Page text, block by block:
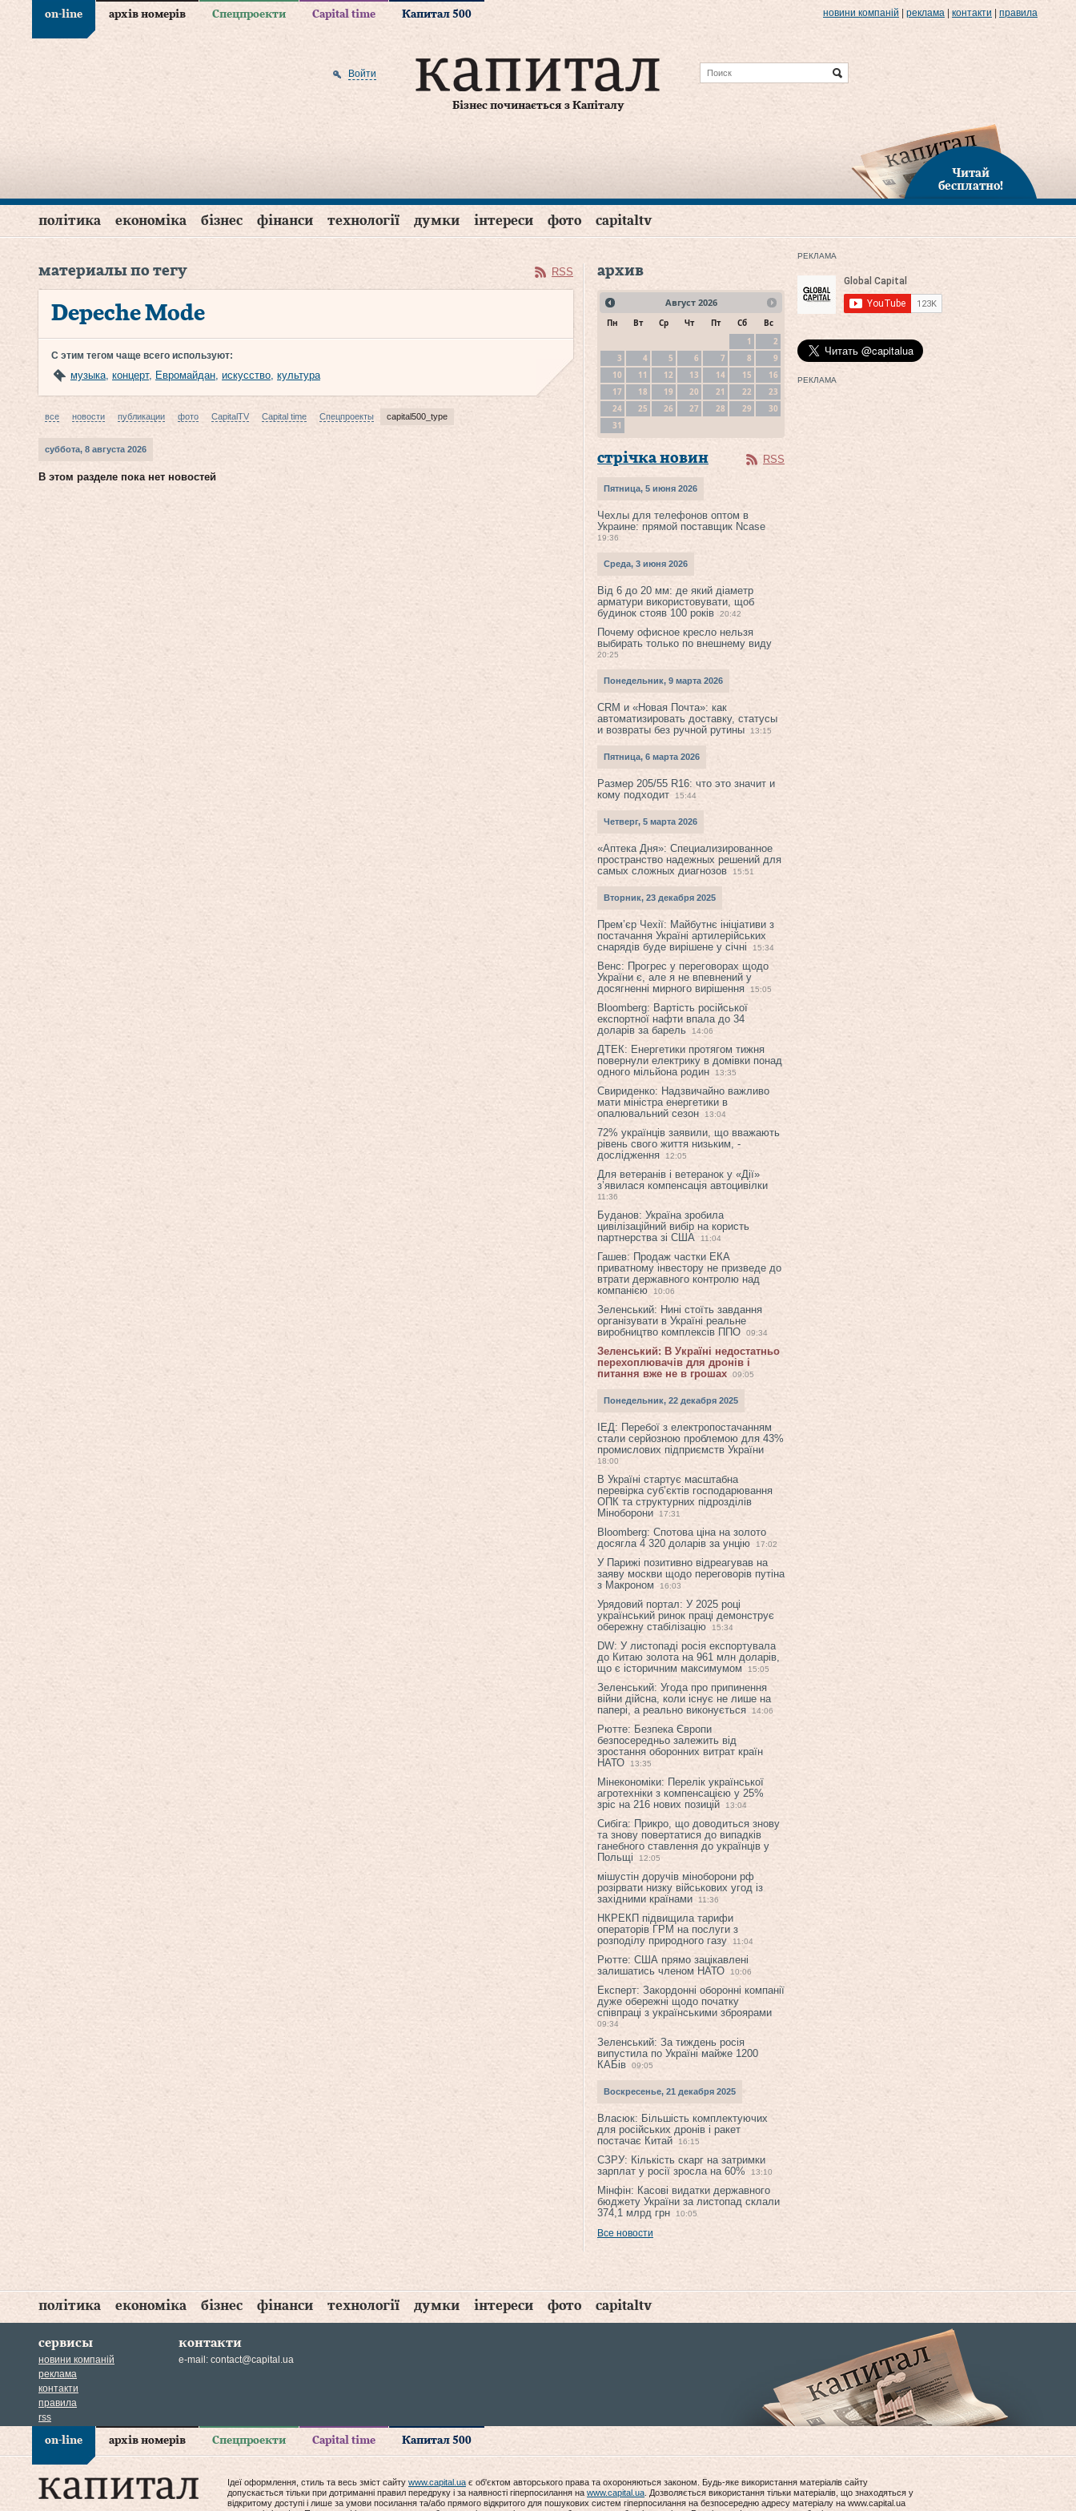
on-line архів номерів Спецпроекти Capital time Капитал 500 новини компаній реклама контакти правила
Бізнес починається з Капіталу
Войти
Читай
бесплатно!
політика економіка бізнес фінанси технології думки інтереси фото capitaltv
материалы по тегу RSS
Depeche Mode
С этим тегом чаще всего используют:
музыка, концерт, Евромайдан, искусство, культура
все новости публикации фото CapitalTV Capital time Спецпроекты capital500_type
суббота, 8 августа 2026
В этом разделе пока нет новостей
архив
Август 2026
Пн Вт Ср Чт Пт Сб
Вс
1
2
3
4 5 6 7 8
9
10
11 12 13 14 15
16
17
18 19 20 21 22
23
24
25 26 27 28 29
30
31
стрічка новин RSS
Пятница, 5 июня 2026
Чехлы для телефонов оптом в
Украине: прямой поставщик Ncase
19:36
Среда, 3 июня 2026
Від 6 до 20 мм: де який діаметр
арматури використовувати, щоб
будинок стояв 100 років
20:42
Почему офисное кресло нельзя
выбирать только по внешнему виду
20:25
Понедельник, 9 марта 2026
CRM и «Новая Почта»: как
автоматизировать доставку, статусы
и возвраты без ручной рутины
13:15
Пятница, 6 марта 2026
Размер 205/55 R16: что это значит и
кому подходит
15:44
Четверг, 5 марта 2026
«Аптека Дня»: Специализированное
пространство надежных решений для
самых сложных диагнозов
15:51
Вторник, 23 декабря 2025
Прем’єр Чехії: Майбутнє ініціативи з
постачання Україні артилерійських
снарядів буде вирішене у січні
15:34
Венс: Прогрес у переговорах щодо
України є, але я не впевнений у
досягненні мирного вирішення
15:05
Bloomberg: Вартість російської
експортної нафти впала до 34
доларів за барель
14:06
ДТЕК: Енергетики протягом тижня
повернули електрику в домівки понад
одного мільйона родин
13:35
Свириденко: Надзвичайно важливо
мати міністра енергетики в
опалювальний сезон
13:04
72% українців заявили, що вважають
рівень свого життя низьким, -
дослідження
12:05
Для ветеранів і ветеранок у «Дії»
з’явилася компенсація автоцивілки
11:36
Буданов: Україна зробила
цивілізаційний вибір на користь
партнерства зі США
11:04
Гашев: Продаж частки ЕКА
приватному інвестору не призведе до
втрати державного контролю над
компанією
10:06
Зеленський: Нині стоїть завдання
організувати в Україні реальне
виробництво комплексів ППО
09:34
Зеленський: В Україні недостатньо
перехоплювачів для дронів і
питання вже не в грошах
09:05
Понедельник, 22 декабря 2025
ІЕД: Перебої з електропостачанням
стали серйозною проблемою для 43%
промислових підприємств України
18:00
В Україні стартує масштабна
перевірка суб’єктів господарювання
ОПК та структурних підрозділів
Міноборони
17:31
Bloomberg: Спотова ціна на золото
досягла 4 320 доларів за унцію
17:02
У Парижі позитивно відреагував на
заяву москви щодо переговорів путіна
з Макроном
16:03
Урядовий портал: У 2025 році
український ринок праці демонструє
обережну стабілізацію
15:34
DW: У листопаді росія експортувала
до Китаю золота на 961 млн доларів,
що є історичним максимумом
15:05
Зеленський: Угода про припинення
війни дійсна, коли існує не лише на
папері, а реально виконується
14:06
Рютте: Безпека Європи
безпосередньо залежить від
зростання оборонних витрат країн
НАТО
13:35
Мінекономіки: Перелік української
агротехніки з компенсацією у 25%
зріс на 216 нових позицій
13:04
Сибіга: Прикро, що доводиться знову
та знову повертатися до випадків
ганебного ставлення до українців у
Польщі
12:05
мішустін доручів міноборони рф
розірвати низку військових угод із
західними країнами
11:36
НКРЕКП підвищила тарифи
операторів ГРМ на послуги з
розподілу природного газу
11:04
Рютте: США прямо зацікавлені
залишатись членом НАТО
10:06
Експерт: Закордонні оборонні компанії
дуже обережні щодо початку
співпраці з українськими зброярами
09:34
Зеленський: За тиждень росія
випустила по Україні майже 1200
КАБів
09:05
Воскресенье, 21 декабря 2025
Власюк: Більшість комплектуючих
для російських дронів і ракет
постачає Китай
16:15
СЗРУ: Кількість скарг на затримки
зарплат у росії зросла на 60%
13:10
Мінфін: Касові видатки державного
бюджету України за листопад склали
374,1 млрд грн
10:05
Все новости
РЕКЛАМА
РЕКЛАМА
політика економіка бізнес фінанси технології думки інтереси фото capitaltv
сервисы
новини компаній
реклама
контакти
правила
rss
контакти
e-mail: contact@capital.ua
on-line архів номерів Спецпроекти Capital time Капитал 500
Ідеї оформлення, стиль та весь зміст сайту www.capital.ua є об'єктом авторського права та охороняються законом. Будь-яке використання матеріалів сайту
допускається тільки при дотриманні правил передруку і за наявності гіперпосилання на www.capital.ua . Дозволяється використання тільки матеріалів, що знаходяться у
відкритому доступі і лише за умови посилання та/або прямого відкритого для пошукових систем гіперпосилання на безпосередню адресу матеріалу на www.capital.ua